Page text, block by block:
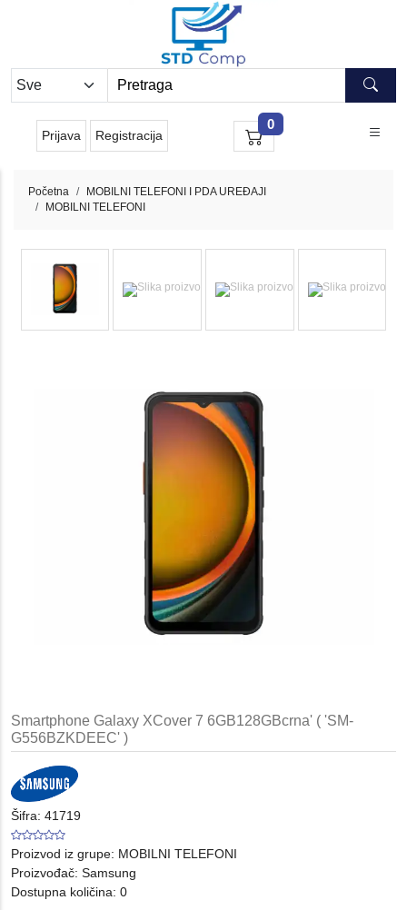
Prijava Registracija
0
Početna
MOBILNI TELEFONI I PDA UREĐAJI
MOBILNI TELEFONI
Smartphone Galaxy XCover 7 6GB128GBcrna' ( 'SM-
G556BZKDEEC' )
Šifra: 41719
Proizvod iz grupe: MOBILNI TELEFONI
Proizvođač: Samsung
Dostupna količina: 0